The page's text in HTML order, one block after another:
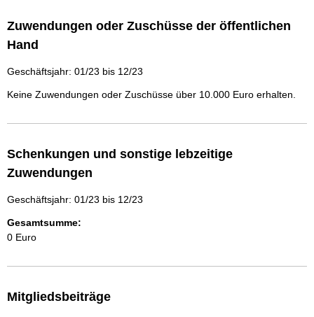
Zuwendungen oder Zuschüsse der öffentlichen
Hand
Geschäftsjahr: 01/23 bis 12/23
Keine Zuwendungen oder Zuschüsse über 10.000 Euro erhalten.
Schenkungen und sonstige lebzeitige
Zuwendungen
Geschäftsjahr: 01/23 bis 12/23
Gesamtsumme:
0 Euro
Mitgliedsbeiträge